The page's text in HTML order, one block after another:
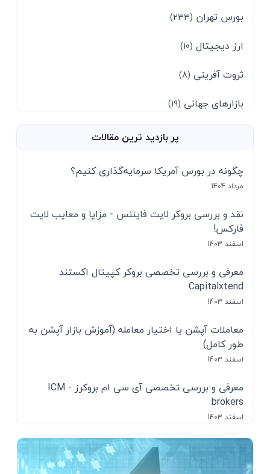
بورس تهران (233)
ارز دیجیتال (10)
ثروت آفرینی (8)
بازارهای جهانی (19)
پر بازدید ترین مقالات
چگونه در بورس آمریکا سرمایه‌گذاری کنیم؟
مرداد 1404
نقد و بررسی بروکر لایت فایننس - مزایا و معایب لایت
فارکس!
اسفند 1403
معرفی و بررسی تخصصی بروکر کپیتال اکستند
Capitalxtend
اسفند 1403
معاملات آپشن یا اختیار معامله (آموزش بازار آپشن به
طور کامل)
اسفند 1403
معرفی و بررسی تخصصی آی سی ام بروکرز - ICM
brokers
اسفند 1403